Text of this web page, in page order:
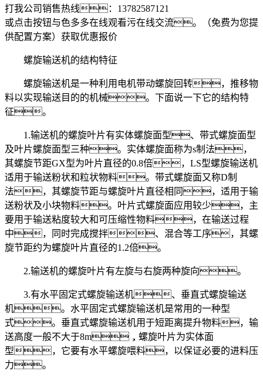
打我公司销售热线： 13782587121
或点击按钮与色多多在线观看污在线交流。（免费为您提
供配置方案） 获取优惠报价
螺旋输送机的结构特征
螺旋输送机是一种利用电机带动螺旋回转，推移物
料以实现输送目的的机械。下面说一下它的结构特
征。
1.输送机的螺旋叶片有实体螺旋面型、带式螺旋面型
及叶片螺旋面型三种。实体螺旋面称为s制法，
其螺旋节距GX型为叶片直径的0.8倍，LS型螺旋输送机
适用于输送粉状和粒状物料。带式螺旋面又称D制
法，其螺旋节距与螺旋叶片直径相同，适用于输
送粉状及小块物料。叶片式螺旋面应用较少，主
要用于输送粘度较大和可压缩性物料，在输送过程
中，同时完成搅拌、混合等工序，其螺
旋节距约为螺旋叶片直径的1.2倍。
2.输送机的螺旋叶片有左旋与右旋两种旋向。
3.有水平固定式螺旋输送机、垂直式螺旋输送
机。水平固定式螺旋输送机是常用的一种型
式。垂直式螺旋输送机用于短距离提升物料，输
送高度一般不大于8m，螺旋叶片为实体面
型，它要有水平螺旋喂料，以保证必要的进料压
力。